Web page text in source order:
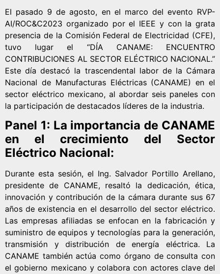
El pasado 9 de agosto, en el marco del evento RVP-
AI/ROC&C2023 organizado por el IEEE y con la grata
presencia de la Comisión Federal de Electricidad (CFE),
tuvo lugar el “DÍA CANAME: ENCUENTRO
CONTRIBUCIONES AL SECTOR ELÉCTRICO NACIONAL.”
Este día destacó la trascendental labor de la Cámara
Nacional de Manufacturas Eléctricas (CANAME) en el
sector eléctrico mexicano, al abordar seis paneles con
la participación de destacados líderes de la industria.
Panel 1: La importancia de CANAME
en el crecimiento del Sector
Eléctrico Nacional:
Durante esta sesión, el Ing. Salvador Portillo Arellano,
presidente de CANAME, resaltó la dedicación, ética,
innovación y contribución de la cámara durante sus 67
años de existencia en el desarrollo del sector eléctrico.
Las empresas afiliadas se enfocan en la fabricación y
suministro de equipos y tecnologías para la generación,
transmisión y distribución de energía eléctrica. La
CANAME también actúa como órgano de consulta con
el gobierno mexicano y colabora con actores clave del